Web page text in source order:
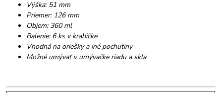
Výška: 51 mm
Priemer: 126 mm
Objem: 360 ml
Balenie: 6 ks v krabičke
Vhodná na oriešky a iné pochutiny
Možné umývať v umývačke riadu a skla